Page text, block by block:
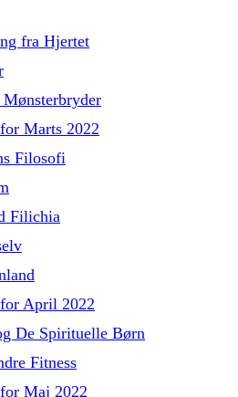
fra Hjertet
Marts 2022
Filosofi
Filichia
April 2022
De Spirituelle Børn
Fitness
Maj 2022